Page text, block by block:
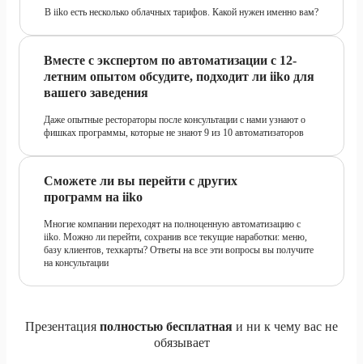
В iiko есть несколько облачных тарифов. Какой нужен именно вам?
Вместе с экспертом по автоматизации с 12-
летним опытом обсудите, подходит ли iiko для
вашего заведения
Даже опытные рестораторы после консультации с нами узнают о
фишках программы, которые не знают 9 из 10 автоматизаторов
Сможете ли вы перейти с других
программ на iiko
Многие компании переходят на полноценную автоматизацию с
iiko. Можно ли перейти, сохранив все текущие наработки: меню,
базу клиентов, техкарты? Ответы на все эти вопросы вы получите
на консультации
Презентация полностью бесплатная и ни к чему вас не
обязывает